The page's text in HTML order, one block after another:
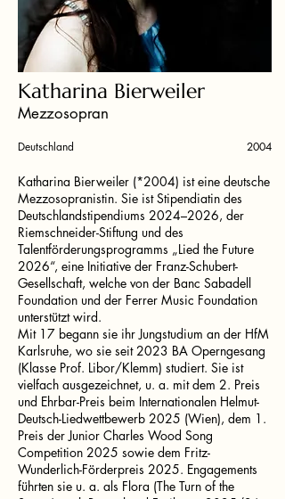
Katharina Bierweiler
Mezzosopran
2004
Deutschland
Katharina Bierweiler (*2004) ist eine deutsche
Mezzosopranistin. Sie ist Stipendiatin des
Deutschlandstipendiums 2024–2026, der
Riemschneider-Stiftung und des
Talentförderungsprogramms „Lied the Future
2026“, eine Initiative der Franz-Schubert-
Gesellschaft, welche von der Banc Sabadell
Foundation und der Ferrer Music Foundation
unterstützt wird.
Mit 17 begann sie ihr Jungstudium an der HfM
Karlsruhe, wo sie seit 2023 BA Operngesang
(Klasse Prof. Libor/Klemm) studiert. Sie ist
vielfach ausgezeichnet, u. a. mit dem 2. Preis
und Ehrbar-Preis beim Internationalen Helmut-
Deutsch-Liedwettbewerb 2025 (Wien), dem 1.
Preis der Junior Charles Wood Song
Competition 2025 sowie dem Fritz-
Wunderlich-Förderpreis 2025. Engagements
führten sie u. a. als Flora (The Turn of the